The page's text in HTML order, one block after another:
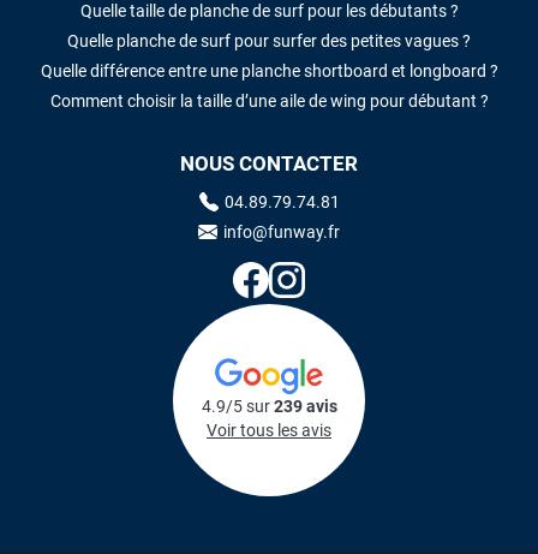
Quelle taille de planche de surf pour les débutants ?
Quelle planche de surf pour surfer des petites vagues ?
Quelle différence entre une planche shortboard et longboard ?
Comment choisir la taille d’une aile de wing pour débutant ?
NOUS CONTACTER
04.89.79.74.81
info@funway.fr
4.9/5 sur239 avis
Voir tous les avis